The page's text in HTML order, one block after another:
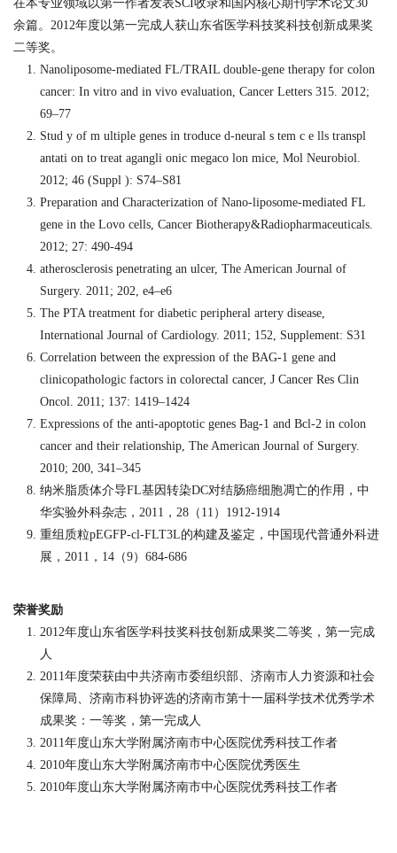
在本专业领域以第一作者发表SCI收录和国内核心期刊学术论文30
余篇。 2012年度以第一完成人获山东省医学科技奖科技创新成果奖
二等奖。
Nanoliposome-mediated FL/TRAIL double-gene therapy for colon
cancer: In vitro and in vivo evaluation, Cancer Letters 315. 2012;
69–77
Stud y of m ultiple genes in troduce d-neural s tem c e lls transpl
antati on to treat agangli onic megaco lon mice, Mol Neurobiol.
2012; 46 (Suppl ): S74–S81
Preparation and Characterization of Nano-liposome-mediated FL
gene in the Lovo cells, Cancer Biotherapy&Radiopharmaceuticals.
2012; 27: 490-494
atherosclerosis penetrating an ulcer, The American Journal of
Surgery. 2011; 202, e4–e6
The PTA treatment for diabetic peripheral artery disease,
International Journal of Cardiology. 2011; 152, Supplement: S31
Correlation between the expression of the BAG-1 gene and
clinicopathologic factors in colorectal cancer, J Cancer Res Clin
Oncol. 2011; 137: 1419–1424
Expressions of the anti-apoptotic genes Bag-1 and Bcl-2 in colon
cancer and their relationship, The American Journal of Surgery.
2010; 200, 341–345
纳米脂质体介导FL基因转染DC对结肠癌细胞凋亡的作用，中
华实验外科杂志， 2011 ， 28 （ 11 ） 1912-1914
重组质粒pEGFP-cl-FLT3L的构建及鉴定，中国现代普通外科进
展， 2011 ， 14 （9） 684-686
荣誉奖励
2012年度山东省医学科技奖科技创新成果奖二等奖，第一完成
人
2011年度荣获由中共济南市委组织部、济南市人力资源和社会
保障局、济南市科协评选的济南市第十一届科学技术优秀学术
成果奖：一等奖，第一完成人
2011年度山东大学附属济南市中心医院优秀科技工作者
2010年度山东大学附属济南市中心医院优秀医生
2010年度山东大学附属济南市中心医院优秀科技工作者